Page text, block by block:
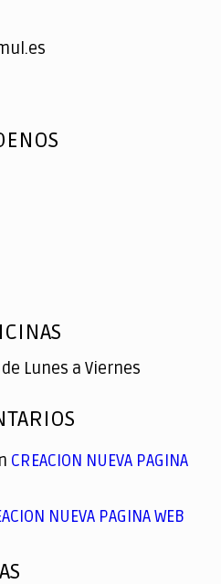
Lunes a Viernes
CREACION NUEVA PAGINA
NUEVA PAGINA WEB